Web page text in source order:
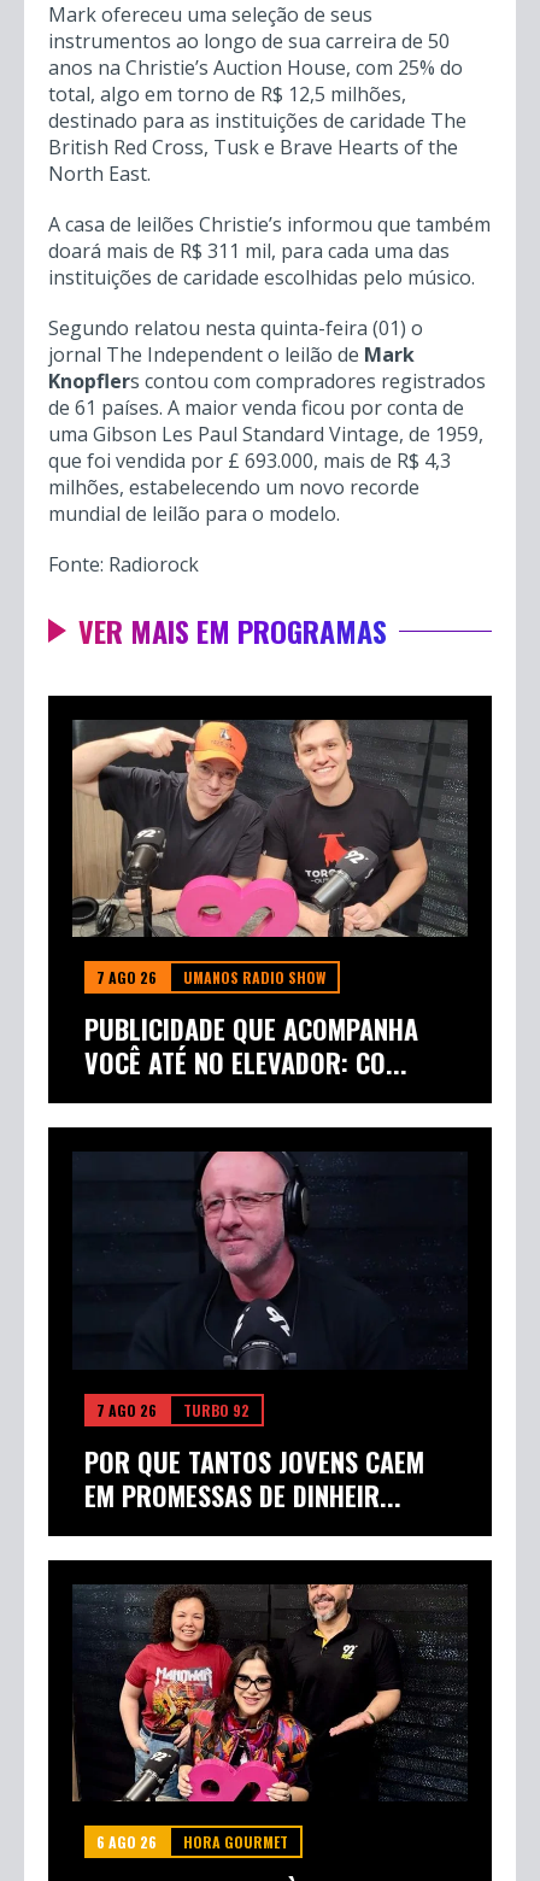
Mark ofereceu uma seleção de seus
instrumentos ao longo de sua carreira de 50
anos na Christie’s Auction House, com 25% do
total, algo em torno de R$ 12,5 milhões,
destinado para as instituições de caridade The
British Red Cross, Tusk e Brave Hearts of the
North East.
A casa de leilões Christie’s informou que também
doará mais de R$ 311 mil, para cada uma das
instituições de caridade escolhidas pelo músico.
Segundo relatou nesta quinta-feira (01) o
jornal The Independent o leilão de Mark
Knopflers contou com compradores registrados
de 61 países. A maior venda ficou por conta de
uma Gibson Les Paul Standard Vintage, de 1959,
que foi vendida por £ 693.000, mais de R$ 4,3
milhões, estabelecendo um novo recorde
mundial de leilão para o modelo.
Fonte: Radiorock
VER MAIS EM PROGRAMAS
7 AGO 26 UMANOS RADIO SHOW
PUBLICIDADE QUE ACOMPANHA
VOCÊ ATÉ NO ELEVADOR: CO...
7 AGO 26 TURBO 92
POR QUE TANTOS JOVENS CAEM
EM PROMESSAS DE DINHEIR...
6 AGO 26 HORA GOURMET